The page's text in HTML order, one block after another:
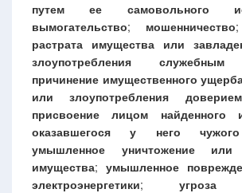
путем ее самовольного
вымогательство; мошенничество
растрата имущества или
злоупотребления служебным
причинение имущественного
или злоупотребления доверием
присвоение лицом найденного
оказавшегося у него
умышленное уничтожение или
имущества; умышленное
электроэнергетики; угроза